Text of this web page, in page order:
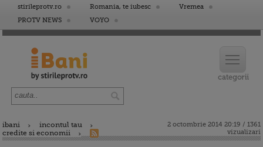
stirileprotv.ro Romania, te iubesc
Vremea
PROTV NEWS
VOYO
ibani
incontul tau
credite si economii
2 octombrie 2014 20:19 / 1361
vizualizari